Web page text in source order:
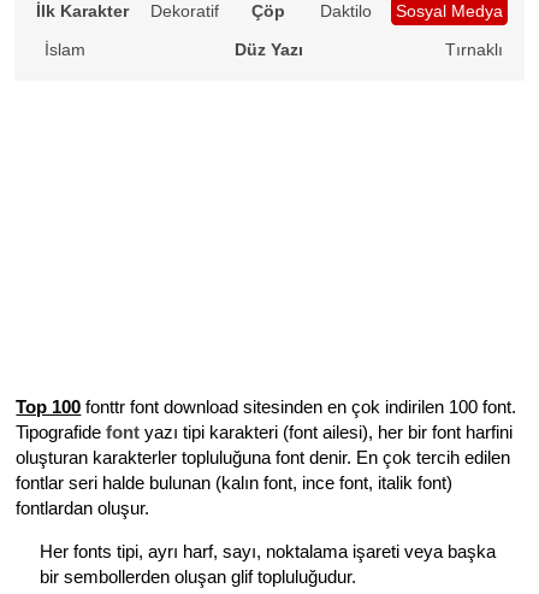
İlk Karakter
Dekoratif Çöp Daktilo
Sosyal Medya
İslam
Düz Yazı Tırnaklı
Top 100 fonttr font download sitesinden en çok indirilen 100 font.
Tipografidefont yazı tipi karakteri (font ailesi), her bir font harfini
oluşturan karakterler topluluğuna font denir. En çok tercih edilen
fontlar seri halde bulunan (kalın font, ince font, italik font)
fontlardan oluşur.
Her fonts tipi, ayrı harf, sayı, noktalama işareti veya başka
bir sembollerden oluşan glif topluluğudur.